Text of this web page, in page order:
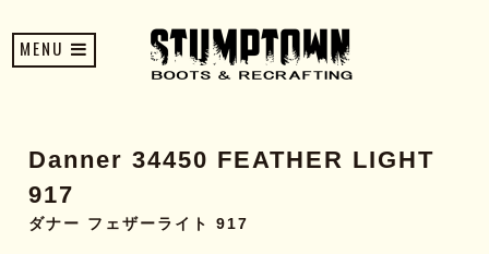
MENU
Danner 34450 FEATHER LIGHT
917
ダナー フェザーライト 917